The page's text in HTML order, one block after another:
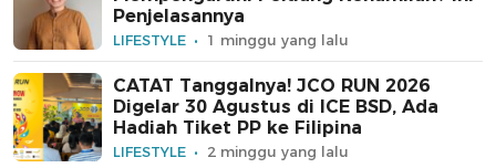
Penjelasannya
LIFESTYLE 1 minggu yang lalu
CATAT Tanggalnya! JCO RUN 2026
Digelar 30 Agustus di ICE BSD, Ada
Hadiah Tiket PP ke Filipina
LIFESTYLE 2 minggu yang lalu